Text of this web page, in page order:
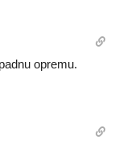
opremu.